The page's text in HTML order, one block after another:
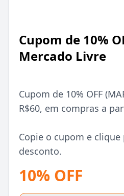
Cupom de 10%
Mercado Livre
Cupom de 10% OFF
R$60, em compras a
Copie o cupom e clique
desconto.
10% OFF